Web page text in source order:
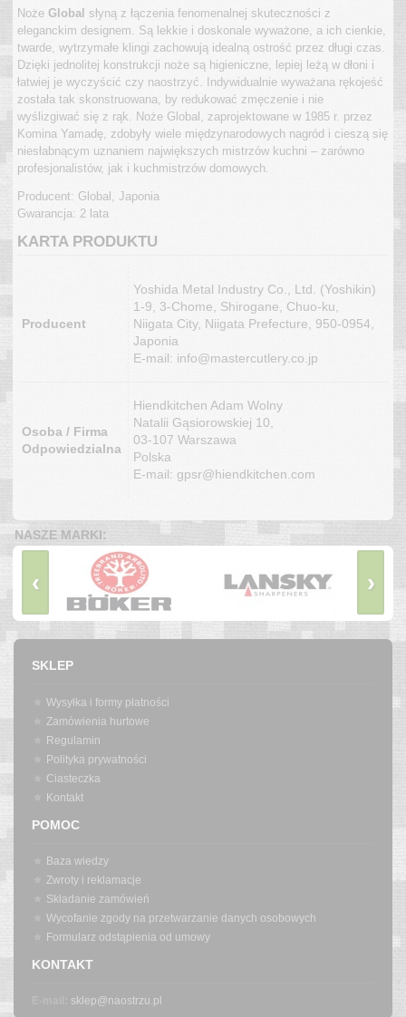
Noże Global słyną z łączenia fenomenalnej skuteczności z
eleganckim designem. Są lekkie i doskonale wyważone, a ich cienkie,
twarde, wytrzymałe klingi zachowują idealną ostrość przez długi czas.
Dzięki jednolitej konstrukcji noże są higieniczne, lepiej leżą w dłoni i
łatwiej je wyczyścić czy naostrzyć. Indywidualnie wyważana rękojeść
została tak skonstruowana, by redukować zmęczenie i nie
wyślizgiwać się z rąk. Noże Global, zaprojektowane w 1985 r. przez
Komina Yamadę, zdobyły wiele międzynarodowych nagród i cieszą się
niesłabnącym uznaniem największych mistrzów kuchni – zarówno
profesjonalistów, jak i kuchmistrzów domowych.
Producent: Global, Japonia
Gwarancja: 2 lata
KARTA PRODUKTU
Producent
Yoshida Metal Industry Co., Ltd. (Yoshikin)
1-9, 3-Chome, Shirogane, Chuo-ku,
Niigata City, Niigata Prefecture, 950-0954,
Japonia
E-mail: info@mastercutlery.co.jp
Osoba / Firma
Odpowiedzialna
Hiendkitchen Adam Wolny
Natalii Gąsiorowskiej 10,
03-107 Warszawa
Polska
E-mail: gpsr@hiendkitchen.com
NASZE MARKI:
‹ ›
SKLEP
Wysyłka i formy płatności
Zamówienia hurtowe
Regulamin
Polityka prywatności
Ciasteczka
Kontakt
POMOC
Baza wiedzy
Zwroty i reklamacje
Składanie zamówień
Wycofanie zgody na przetwarzanie danych osobowych
Formularz odstąpienia od umowy
KONTAKT
sklep@naostrzu.pl